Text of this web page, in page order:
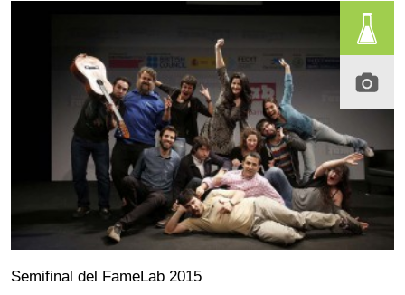
Semifinal del FameLab 2015